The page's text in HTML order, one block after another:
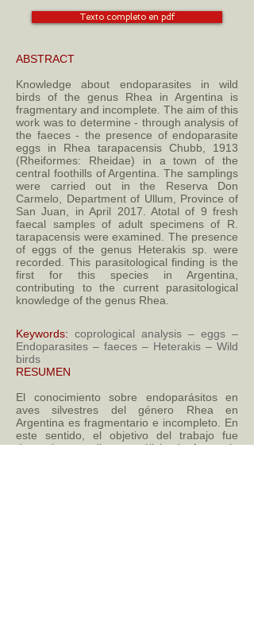
Texto completo en pdf
ABSTRACT
Knowledge about endoparasites in wild
birds of the genus Rhea in Argentina is
fragmentary and incomplete. The aim of this
work was to determine - through analysis of
the faeces - the presence of endoparasite
eggs in Rhea tarapacensis Chubb, 1913
(Rheiformes: Rheidae) in a town of the
central foothills of Argentina. The samplings
were carried out in the Reserva Don
Carmelo, Department of Ullum, Province of
San Juan, in April 2017. Atotal of 9 fresh
faecal samples of adult specimens of R.
tarapacensis were examined. The presence
of eggs of the genus Heterakis sp. were
recorded. This parasitological finding is the
first for this species in Argentina,
contributing to the current parasitological
knowledge of the genus Rhea.
Keywords: coprological analysis – eggs –
Endoparasites – faeces – Heterakis – Wild
birds
RESUMEN
El conocimiento sobre endoparásitos en
aves silvestres del género Rhea en
Argentina es fragmentario e incompleto. En
este sentido, el objetivo del trabajo fue
determinar mediante análisis de fecas, la